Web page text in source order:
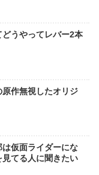
どうやってレバー2本
原作無視したオリジ
は仮面ライダーにな
見てる人に聞きたい